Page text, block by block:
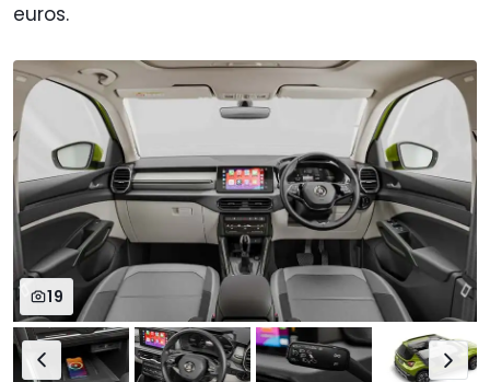
euros.
19